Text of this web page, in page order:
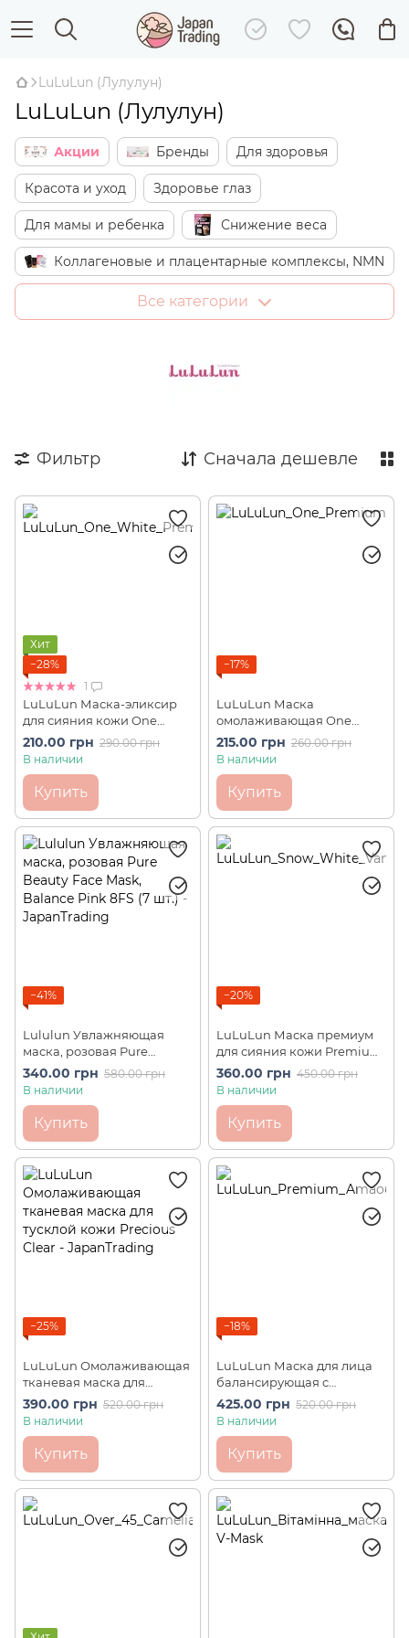
LuLuLun (Лулулун)
LuLuLun (Лулулун)
Акции Бренды Для здоровья
Красота и уход Здоровье глаз
Для мамы и ребенка Снижение веса
Коллагеновые и плацентарные комплексы, NMN
Японские сладости Дом
Все категории
Фильтр Сначала дешевле
Хит
−28%
1
LuLuLun Маска-эликсир
для сияния кожи One
White Premium (1 шт)
210.00 грн 290.00 грн
В наличии
Купить
−17%
LuLuLun Маска
омолаживающая One
Premium Face Mask (1 шт)
215.00 грн 260.00 грн
В наличии
Купить
−41%
Lululun Увлажняющая
маска, розовая Pure
Beauty Face Mask, Balance
Pink 8FS (7 шт.)
340.00 грн 580.00 грн
В наличии
Купить
−20%
LuLuLun Маска премиум
для сияния кожи Premium
Snow White Vanilla (7 шт)
360.00 грн 450.00 грн
В наличии
Купить
−25%
LuLuLun Омолаживающая
тканевая маска для
тусклой кожи Precious
Clear (7 шт)
390.00 грн 520.00 грн
В наличии
Купить
−18%
LuLuLun Маска для лица
балансирующая c
полифенолами клубники
Premium Amaou
425.00 грн 520.00 грн
В наличии
Купить